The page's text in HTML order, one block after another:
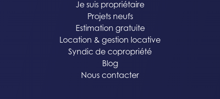
Je suis propriétaire
Projets neufs
Estimation gratuite
Location & gestion locative
Syndic de copropriété
Blog
Nous contacter